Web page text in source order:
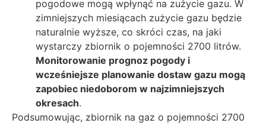
pogodowe mogą wpłynąć na zużycie gazu. W
zimniejszych miesiącach zużycie gazu będzie
naturalnie wyższe, co skróci czas, na jaki
wystarczy zbiornik o pojemności 2700 litrów.
Monitorowanie prognoz pogody i
wcześniejsze planowanie dostaw gazu mogą
zapobiec niedoborom w najzimniejszych
okresach.
Podsumowując, zbiornik na gaz o pojemności 2700